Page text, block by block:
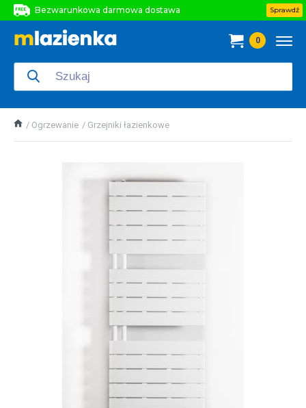
Bezwarunkowa darmowa dostawa
Bezwarunkowa darmowa dostawa
Sprawdź
0
Ogrzewanie Grzejniki łazienkowe